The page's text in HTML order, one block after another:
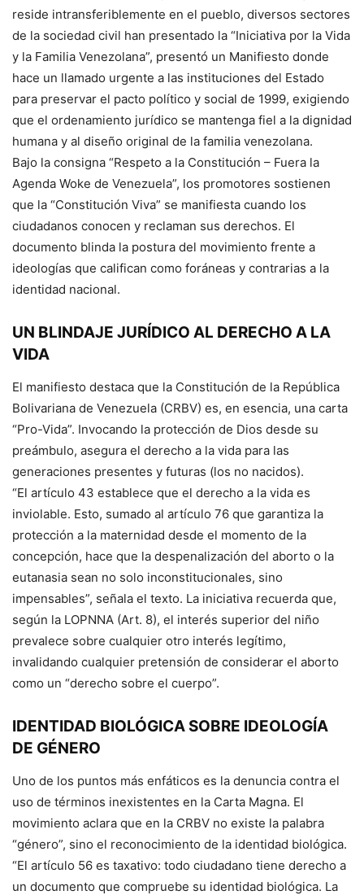
reside intransferiblemente en el pueblo, diversos sectores
de la sociedad civil han presentado la “Iniciativa por la Vida
y la Familia Venezolana”, presentó un Manifiesto donde
hace un llamado urgente a las instituciones del Estado
para preservar el pacto político y social de 1999, exigiendo
que el ordenamiento jurídico se mantenga fiel a la dignidad
humana y al diseño original de la familia venezolana.
Bajo la consigna “Respeto a la Constitución – Fuera la
Agenda Woke de Venezuela”, los promotores sostienen
que la “Constitución Viva” se manifiesta cuando los
ciudadanos conocen y reclaman sus derechos. El
documento blinda la postura del movimiento frente a
ideologías que califican como foráneas y contrarias a la
identidad nacional.
UN BLINDAJE JURÍDICO AL DERECHO A LA
VIDA
El manifiesto destaca que la Constitución de la República
Bolivariana de Venezuela (CRBV) es, en esencia, una carta
“Pro-Vida”. Invocando la protección de Dios desde su
preámbulo, asegura el derecho a la vida para las
generaciones presentes y futuras (los no nacidos).
“El artículo 43 establece que el derecho a la vida es
inviolable. Esto, sumado al artículo 76 que garantiza la
protección a la maternidad desde el momento de la
concepción, hace que la despenalización del aborto o la
eutanasia sean no solo inconstitucionales, sino
impensables”, señala el texto. La iniciativa recuerda que,
según la LOPNNA (Art. 8), el interés superior del niño
prevalece sobre cualquier otro interés legítimo,
invalidando cualquier pretensión de considerar el aborto
como un “derecho sobre el cuerpo”.
IDENTIDAD BIOLÓGICA SOBRE IDEOLOGÍA
DE GÉNERO
Uno de los puntos más enfáticos es la denuncia contra el
uso de términos inexistentes en la Carta Magna. El
movimiento aclara que en la CRBV no existe la palabra
“género”, sino el reconocimiento de la identidad biológica.
“El artículo 56 es taxativo: todo ciudadano tiene derecho a
un documento que compruebe su identidad biológica. La